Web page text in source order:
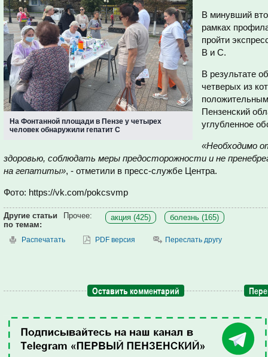
На Фонтанной площади в Пензе у четырех
человек обнаружили гепатит C
В минувший
рамках
пройти
B и C.
В результате
четверых из
Пензенский
углубленное
«Необходимо
здоровью, соблюдать меры предосторожности и не
на гепатиты», - отметили в пресс-службе Центра.
Фото: https://vk.com/pokcsvmp
Другие статьи
по темам:
Прочее: акция (425) болезнь (165)
Распечатать PDF версия Переслать другу
Оставить комментарий